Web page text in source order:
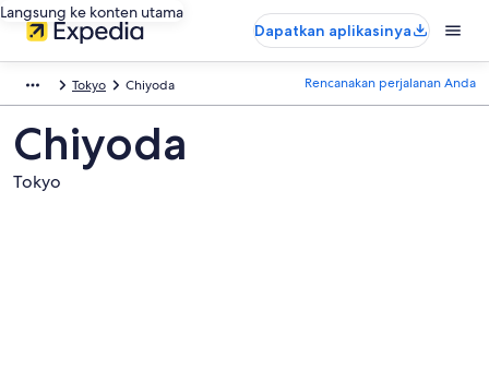
Langsung ke konten utama
Dapatkan aplikasinya
Tokyo Chiyoda Rencanakan perjalanan Anda
Chiyoda
Tokyo